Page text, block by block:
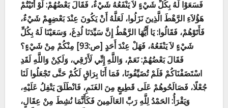
فَسَعَوْا لَهُ بِكُلِّ شَيْءٍ لاَ يَنْفَعُهُ شَيْءٌ، فَقَالَ بَعْضُهُمْ: لَوْ أَتَيْتُمْ
هَؤُلاَءِ الرَّهْطَ الَّذِينَ نَزَلُوا، لَعَلَّهُ أَنْ يَكُونَ عِنْدَ بَعْضِهِمْ شَيْءٌ،
فَأَتَوْهُمْ، فَقَالُوا: يَا أَيُّهَا الرَّهْطُ إِنَّ سَيِّدَنَا لُدِغَ، وَسَعَيْنَا لَهُ بِكُلِّ
شَيْءٍ لاَ يَنْفَعُهُ، فَهَلْ عِنْدَ أَحَدٍ [ص:93] مِنْكُمْ مِنْ شَيْءٍ؟
فَقَالَ بَعْضُهُمْ: نَعَمْ، وَاللَّهِ إِنِّي لَأَرْقِي، وَلَكِنْ وَاللَّهِ لَقَدِ
اسْتَضَفْنَاكُمْ فَلَمْ تُضَيِّفُونَا، فَمَا أَنَا بِرَاقٍ لَكُمْ حَتَّى تَجْعَلُوا لَنَا
جُعْلًا، فَصَالَحُوهُمْ عَلَى قَطِيعٍ مِنَ الغَنَمِ، فَانْطَلَقَ يَتْفِلُ عَلَيْهِ،
وَيَقْرَأُ: الحَمْدُ لِلَّهِ رَبِّ العَالَمِينَ فَكَأَنَّمَا نُشِطَ مِنْ عِقَالٍ،